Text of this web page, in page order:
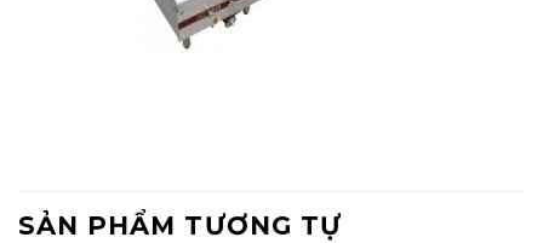
SẢN PHẨM TƯƠNG TỰ